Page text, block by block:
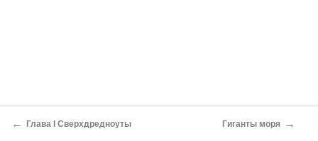
← Глава I Сверхдредноуты Гиганты моря →